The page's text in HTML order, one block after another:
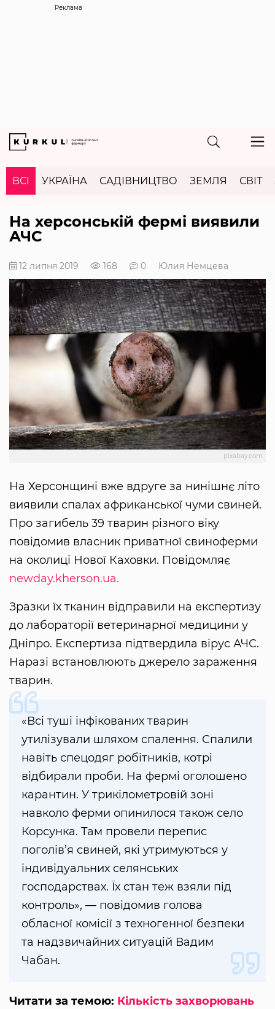
Реклама
ВСІ УКРАЇНА САДІВНИЦТВО ЗЕМЛЯ СВІТ
На херсонській фермі виявили
АЧС
12 липня 2019 168 0 Юлия Немцева
pixabay.com
На Херсонщині вже вдруге за нинішнє літо
виявили спалах африканської чуми свиней.
Про загибель 39 тварин різного віку
повідомив власник приватної свиноферми
на околиці Нової Каховки. Повідомляє
newday.kherson.ua.
Зразки їх тканин відправили на експертизу
до лабораторії ветеринарної медицини у
Дніпро. Експертиза підтвердила вірус АЧС.
Наразі встановлюють джерело зараження
тварин.
«Всі туші інфікованих тварин
утилізували шляхом спалення. Спалили
навіть спецодяг робітників, котрі
відбирали проби. На фермі оголошено
карантин. У трикілометровій зоні
навколо ферми опинилося також село
Корсунка. Там провели перепис
поголів’я свиней, які утримуються у
індивідуальних селянських
господарствах. Їх стан теж взяли під
контроль», — повідомив голова
обласної комісії з техногенної безпеки
та надзвичайних ситуацій Вадим
Чабан.
Читати за темою: Кількість захворювань